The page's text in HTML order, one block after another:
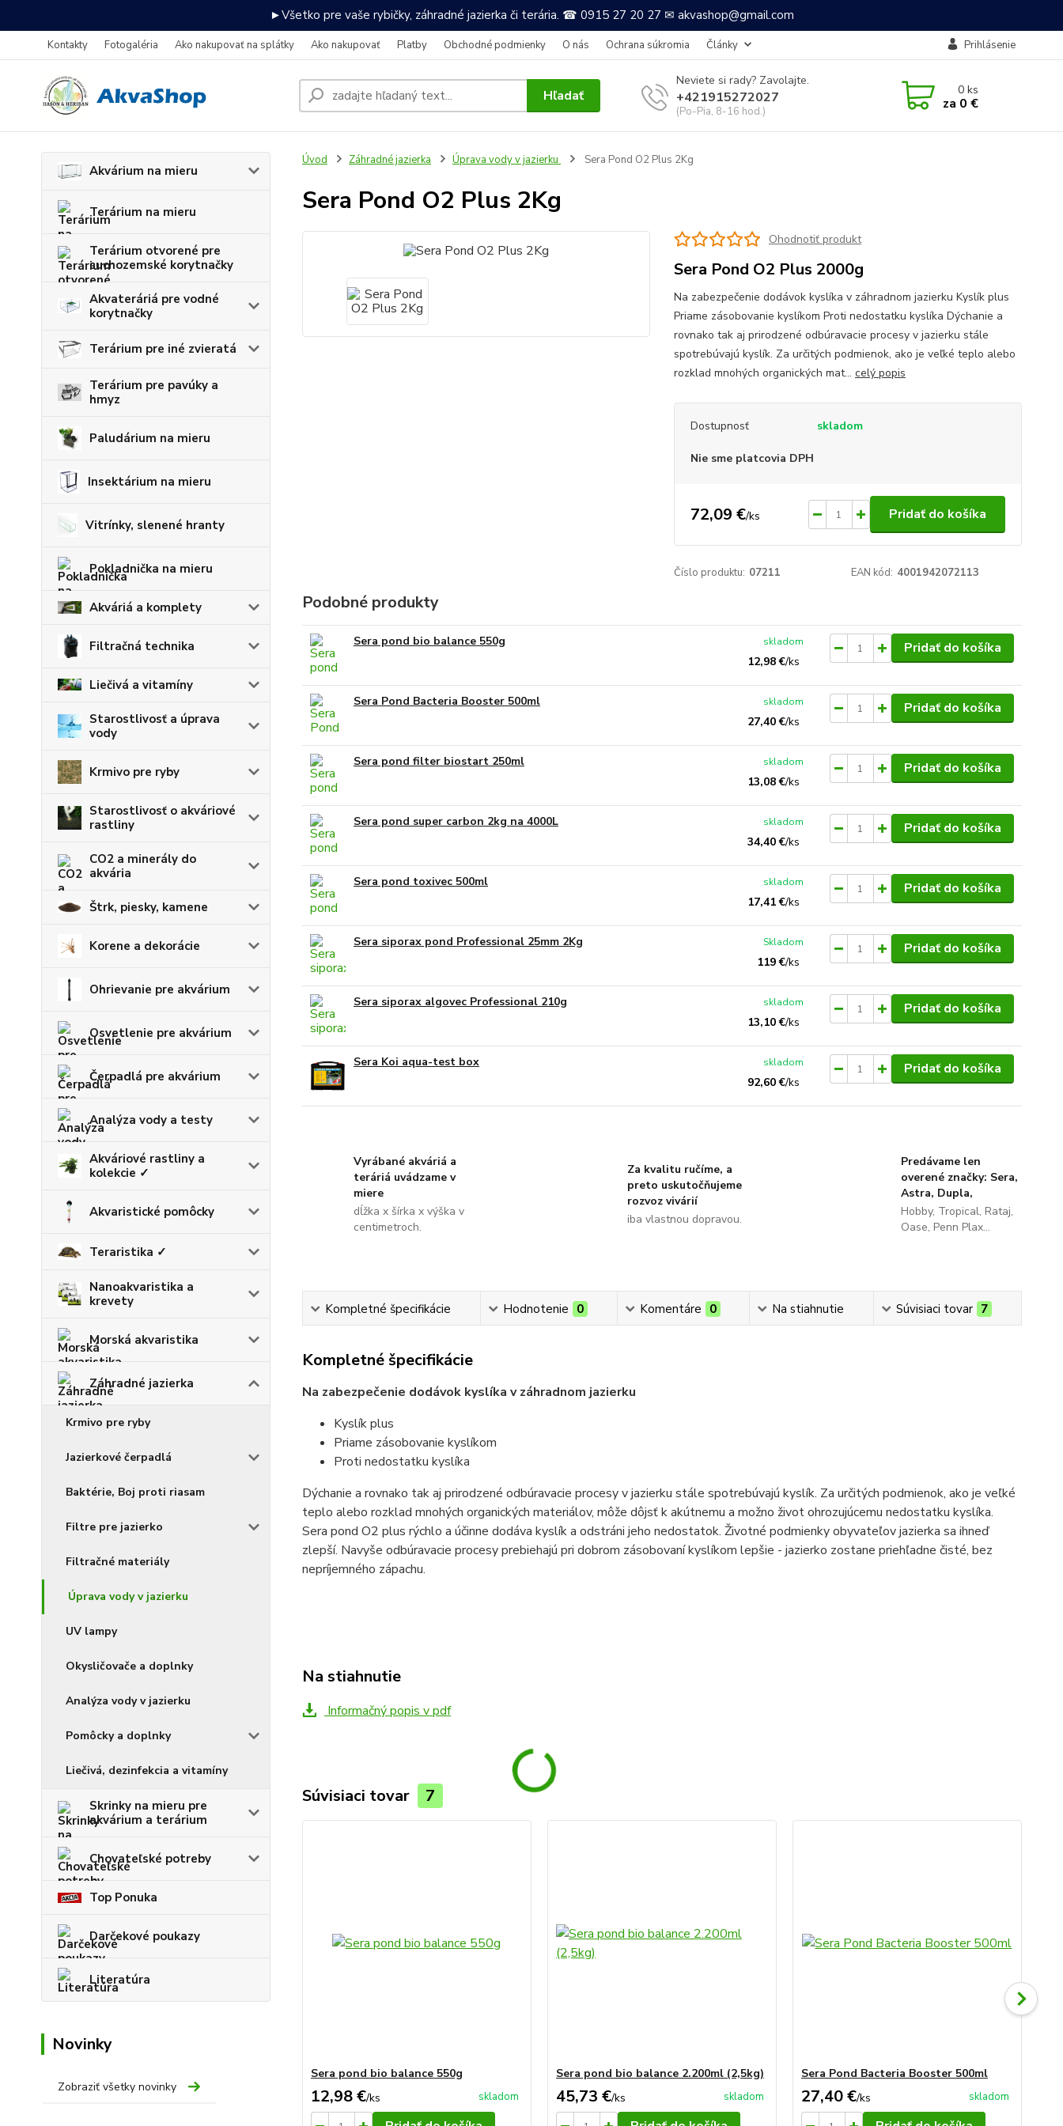
►Všetko pre vaše rybičky, záhradné jazierka či terária. ☎ 0915 27 20 27 ✉ akvashop@gmail.com
Kontakty Fotogaléria Ako nakupovať na splátky Ako nakupovať Platby Obchodné podmienky O nás Ochrana súkromia Články Prihlásenie
Hľadať
Neviete si rady? Zavolajte.
+421915272027
(Po-Pia, 8-16 hod.)
0ks
za 0 €
Akvárium na mieru
Terárium na mieru
Terárium otvorené pre
suchozemské korytnačky
Akvateráriá pre vodné
korytnačky
Terárium pre iné zvieratá
Terárium pre pavúky a
hmyz
Paludárium na mieru
Insektárium na mieru
Vitrínky, slenené hranty
Pokladnička na mieru
Akváriá a komplety
Filtračná technika
Liečivá a vitamíny
Starostlivosť a úprava
vody
Krmivo pre ryby
Starostlivosť o akváriové
rastliny
CO2 a minerály do
akvária
Štrk, piesky, kamene
Korene a dekorácie
Ohrievanie pre akvárium
Osvetlenie pre akvárium
Čerpadlá pre akvárium
Analýza vody a testy
Akváriové rastliny a
kolekcie ✓
Akvaristické pomôcky
Teraristika ✓
Nanoakvaristika a
krevety
Morská akvaristika
Záhradné jazierka
Krmivo pre ryby
Jazierkové čerpadlá
Baktérie, Boj proti riasam
Filtre pre jazierko
Filtračné materiály
Úprava vody v jazierku
UV lampy
Okysličovače a doplnky
Analýza vody v jazierku
Pomôcky a doplnky
Liečivá, dezinfekcia a vitamíny
Skrinky na mieru pre
akvárium a terárium
Chovateľské potreby
Top Ponuka
Darčekové poukazy
Literatúra
Novinky
Zobraziť všetky novinky
Úvod Záhradné jazierka Úprava vody v jazierku Sera Pond O2 Plus 2Kg
Sera Pond O2 Plus 2Kg
Ohodnotiť produkt
Sera Pond O2 Plus 2000g
Na zabezpečenie dodávok kyslíka v záhradnom jazierku Kyslík plus
Priame zásobovanie kyslíkom Proti nedostatku kyslíka Dýchanie a
rovnako tak aj prirodzené odbúravacie procesy v jazierku stále
spotrebúvajú kyslík. Za určitých podmienok, ako je veľké teplo alebo
rozklad mnohých organických mat... celý popis
Dostupnosť skladom
Nie sme platcovia DPH
72,09 €/ks Pridať do košíka
Číslo produktu: 07211 EAN kód: 4001942072113
Podobné produkty
Sera pond bio balance 550g
12,98 €/ks
skladom Pridať do košíka
Sera Pond Bacteria Booster 500ml
27,40 €/ks
skladom Pridať do košíka
Sera pond filter biostart 250ml
13,08 €/ks
skladom Pridať do košíka
Sera pond super carbon 2kg na 4000L
34,40 €/ks
skladom Pridať do košíka
Sera pond toxivec 500ml
17,41 €/ks
skladom Pridať do košíka
Sera siporax pond Professional 25mm 2Kg
119 €/ks
Skladom Pridať do košíka
Sera siporax algovec Professional 210g
13,10 €/ks
skladom Pridať do košíka
Sera Koi aqua-test box
92,60 €/ks
skladom Pridať do košíka
Vyrábané akváriá a
teráriá uvádzame v
miere
dĺžka x šírka x výška v
centimetroch.
Za kvalitu ručíme, a
preto uskutočňujeme
rozvoz vivárií
iba vlastnou dopravou.
Predávame len
overené značky: Sera,
Astra, Dupla,
Hobby, Tropical, Rataj,
Oase, Penn Plax...
Kompletné špecifikácie Hodnotenie 0 Komentáre 0 Na stiahnutie Súvisiaci tovar 7
Kompletné špecifikácie
Na zabezpečenie dodávok kyslíka v záhradnom jazierku
Kyslík plus
Priame zásobovanie kyslíkom
Proti nedostatku kyslíka
Dýchanie a rovnako tak aj prirodzené odbúravacie procesy v jazierku stále spotrebúvajú kyslík. Za určitých podmienok, ako je veľké
teplo alebo rozklad mnohých organických materiálov, môže dôjsť k akútnemu a možno život ohrozujúcemu nedostatku kyslíka.
Sera pond O2 plus rýchlo a účinne dodáva kyslík a odstráni jeho nedostatok. Životné podmienky obyvateľov jazierka sa ihneď
zlepší. Navyše odbúravacie procesy prebiehajú pri dobrom zásobovaní kyslíkom lepšie - jazierko zostane priehľadne čisté, bez
nepríjemného zápachu.
Na stiahnutie
Informačný popis v pdf
Súvisiaci tovar 7
Sera pond bio balance 550g
12,98 €/ks skladom
Sera pond bio balance 2.200ml (2,5kg)
45,73 €/ks skladom
Sera Pond Bacteria Booster 500ml
27,40 €/ks skladom